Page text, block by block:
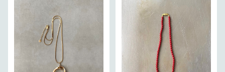
ゾウ スウィング チャーム ネック